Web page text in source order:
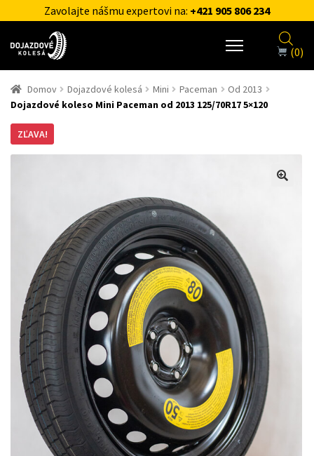
Zavolajte nášmu expertovi na: +421 905 806 234
(0)
Domov Dojazdové kolesá Mini Paceman
Od 2013
Dojazdové koleso Mini Paceman od 2013 125/70R17 5×120
ZĽAVA!